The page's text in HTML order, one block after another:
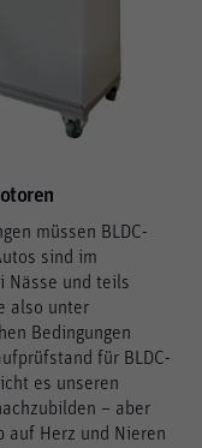
müssen BLDC-
sind im
Nässe und teils
also unter
Bedingungen
für BLDC-
es unseren
– aber
auf Herz und Nieren